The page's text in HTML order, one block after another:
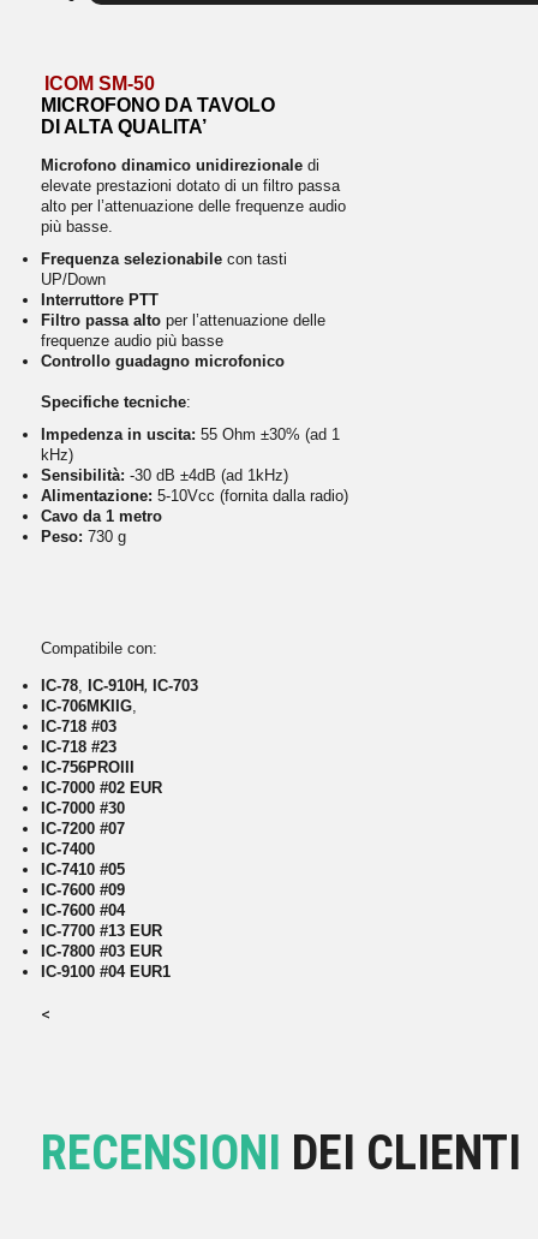
ICOM SM-50
MICROFONO DA TAVOLO
DI ALTA QUALITA’
Microfono dinamico unidirezionaledi
elevate prestazioni dotato di un filtro passa
alto per l’attenuazione delle frequenze audio
più basse.
Frequenza selezionabilecon tasti
UP/Down
Interruttore PTT
Filtro passa altoper l’attenuazione delle
frequenze audio più basse
Controllo guadagno microfonico
Specifiche tecniche:
Impedenza in uscita: 55 Ohm ±30% (ad 1
kHz)
Sensibilità: -30 dB ±4dB (ad 1kHz)
Alimentazione: 5-10Vcc (fornita dalla radio)
Cavo da 1 metro
Peso: 730 g
Compatibile con:
IC-78, IC-910H, IC-703
IC-706MKIIG,
IC-718 #03
IC-718 #23
IC-756PROIII
IC-7000 #02 EUR
IC-7000 #30
IC-7200 #07
IC-7400
IC-7410 #05
IC-7600 #09
IC-7600 #04
IC-7700 #13 EUR
IC-7800 #03 EUR
IC-9100 #04 EUR1
<
RECENSIONI DEI CLIENTI